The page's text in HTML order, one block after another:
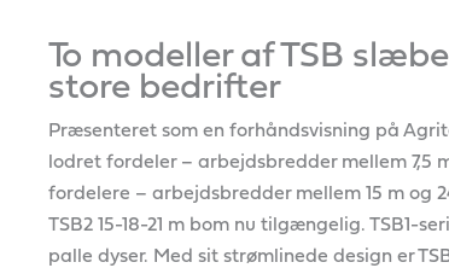
To modeller af TSB
store bedrifter
Præsenteret som en forhåndsvisning på
lodret fordeler – arbejdsbredder mellem 7,5
fordelere – arbejdsbredder mellem 15 m og
TSB2 15-18-21 m bom nu tilgængelig. TSB1-
palle dyser. Med sit strømlinede design er